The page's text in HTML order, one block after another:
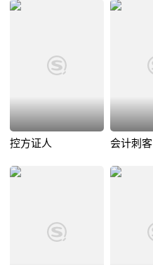
控方证人 会计刺客